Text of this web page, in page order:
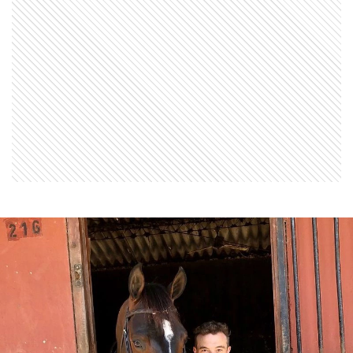
ENTRETENIMIENTO
Así está hoy Santino Curto, el hijo
cantante de Denise Dumas que es
furor en redes
ENTRETENIMIENTO
El día que Beto Casella le sacó el
doctor Cormillot una profética
declaración sobre sexo, "...
actividad que sigue practicando a
los 87 años"
del shipeo" y la soledad a los 50:
"No me imagino conviviendo de
nuevo"
ENTRETENIMIENTO
“Todavía me afecta”: Nazareno
Casero entre el "duelo eterno"
por la pérdida de su perro Yeso, y
el desafío profesional que